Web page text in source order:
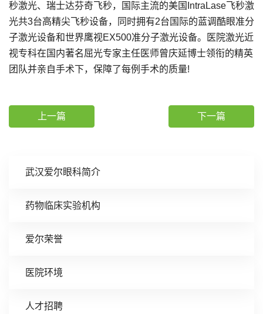
武汉爱尔眼科简介
药物临床实验机构
爱尔荣誉
医院环境
人才招聘
秒激光、瑞士达芬奇飞秒，国际主流的美国IntraLase飞秒激
光共3台高精尖飞秒设备，同时拥有2台国际的蓝调酷眼准分
子激光设备和世界鹰视EX500准分子激光设备。医院激光近
视专科在国内著名屈光专家主任医师曾庆延博士领衔的精英
团队并亲自手术下，保障了每例手术的质量!
上一篇 下一篇